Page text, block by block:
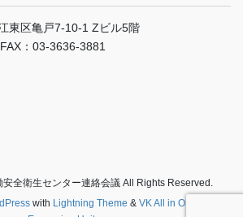
東区亀戸7-10-1 Zビル5階
：03-3636-3881
全衛生センター連絡会議 All Rights Reserved.
with Lightning Theme & VK All in One